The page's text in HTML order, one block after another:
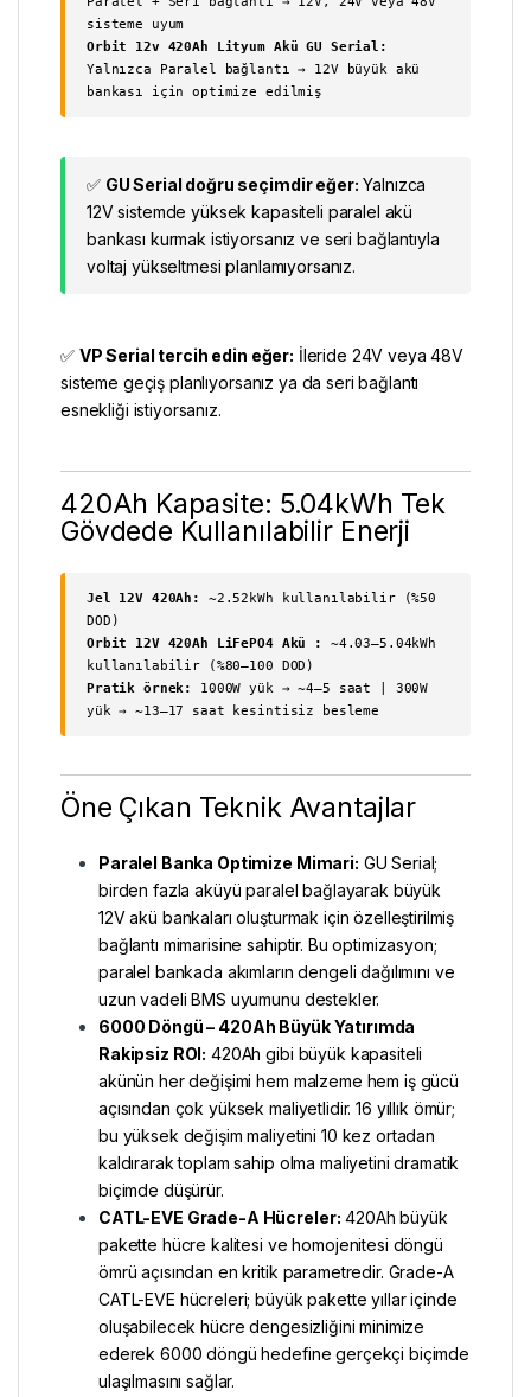
sisteme uyum
Orbit 12v 420Ah Lityum Akü GU Serial:
Yalnızca Paralel bağlantı → 12V büyük akü
bankası için optimize edilmiş
✅ GU Serial doğru seçimdir eğer: Yalnızca
12V sistemde yüksek kapasiteli paralel akü
bankası kurmak istiyorsanız ve seri bağlantıyla
voltaj yükseltmesi planlamıyorsanız.
✅ VP Serial tercih edin eğer: İleride 24V veya 48V
sisteme geçiş planlıyorsanız ya da seri bağlantı
esnekliği istiyorsanız.
420Ah Kapasite: 5.04kWh Tek
Gövdede Kullanılabilir Enerji
Jel 12V 420Ah:
~2.52kWh kullanılabilir (%50
DOD)
Orbit 12V 420Ah LiFePO4 Akü :
~4.03–5.04kWh
kullanılabilir (%80–100 DOD)
Pratik örnek:
1000W yük → ~4–5 saat | 300W
yük → ~13–17 saat kesintisiz besleme
Öne Çıkan Teknik Avantajlar
Paralel Banka Optimize Mimari: GU Serial;
birden fazla aküyü paralel bağlayarak büyük
12V akü bankaları oluşturmak için özelleştirilmiş
bağlantı mimarisine sahiptir. Bu optimizasyon;
paralel bankada akımların dengeli dağılımını ve
uzun vadeli BMS uyumunu destekler.
6000 Döngü – 420Ah Büyük Yatırımda
Rakipsiz ROI: 420Ah gibi büyük kapasiteli
akünün her değişimi hem malzeme hem iş gücü
açısından çok yüksek maliyetlidir. 16 yıllık ömür;
bu yüksek değişim maliyetini 10 kez ortadan
kaldırarak toplam sahip olma maliyetini dramatik
biçimde düşürür.
CATL-EVE Grade-A Hücreler: 420Ah büyük
pakette hücre kalitesi ve homojenitesi döngü
ömrü açısından en kritik parametredir. Grade-A
CATL-EVE hücreleri; büyük pakette yıllar içinde
oluşabilecek hücre dengesizliğini minimize
ederek 6000 döngü hedefine gerçekçi biçimde
ulaşılmasını sağlar.